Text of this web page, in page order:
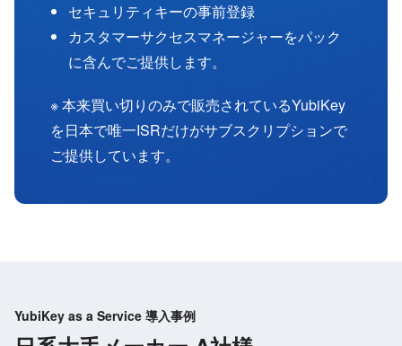
セキュリティキーの事前登録
カスタマーサクセスマネージャーをパック
に含んでご提供します。
※ 本来買い切りのみで販売されているYubiKey
を日本で唯一ISRだけがサブスクリプションで
ご提供しています。
YubiKey as a Service 導入事例